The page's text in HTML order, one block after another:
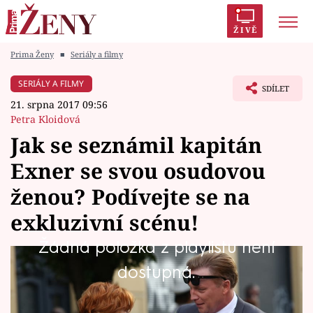
ŽIVĚ
Módní alarm
Témata
Celebrity
Vztahy
Seriály
Prima Ženy ■ Seriály a filmy
SERIÁLY A FILMY
21. srpna 2017 09:56
Petra Kloidová
SDÍLET
Jak se seznámil kapitán
Exner se svou osudovou
ženou? Podívejte se na
exkluzivní scénu!
Žádná položka z playlistu není
dostupná.
Podívejte se na exkluzivní scénu z prvního dílu
nového seriálu Kapitána Exnera! Exner je starý
mládenec s dokonalým zevnějškem, krásným